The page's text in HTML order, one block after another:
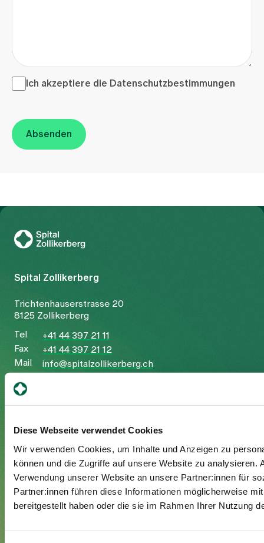
Diese Webseite verwendet Cookies
Wir verwenden Cookies, um Inhalte und Anzeigen zu
können und die Zugriffe auf unsere Website zu
Verwendung unserer Website an unsere Partner:innen für
Partner:innen führen diese Informationen möglicherweise
bereitgestellt haben oder die sie im Rahmen Ihrer Nutzung
Ich akzeptiere die <a href="/de/datenschutzerklaerung"
Ich akzeptiere die Datenschutzbestimmungen
Absenden
Ihr Aufenthalt
Eintritt
Zusatzversicherte
Spital Zollikerberg
Trichtenhauserstrasse 20
8125 Zollikerberg
Tel
+41 44 397 21 11
Fax
+41 44 397 21 12
Mail
info@spitalzollikerberg.ch